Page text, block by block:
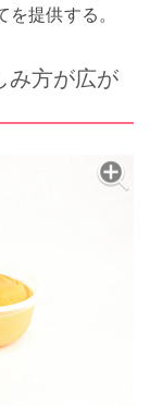
提供する。
み方が広が